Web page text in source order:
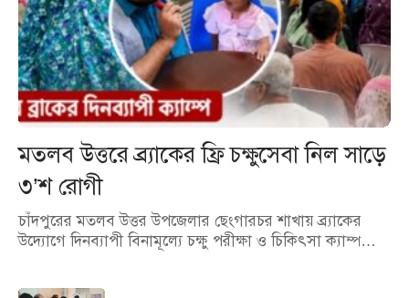
মতলব উত্তরে ব্র্যাকের ফ্রি চক্ষুসেবা নিল সাড়ে
৩’শ রোগী
চাঁদপুরের মতলব উত্তর উপজেলার ছেংগারচর শাখায় ব্র্যাকের
উদ্যোগে দিনব্যাপী বিনামূল্যে চক্ষু পরীক্ষা ও চিকিৎসা ক্যাম্প…